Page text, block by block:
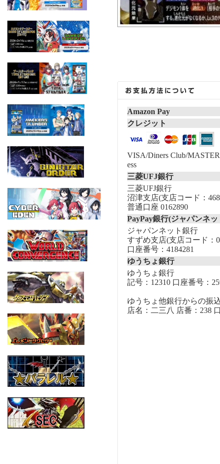
Amazon Pay
クレジット
VISA/Diners Club/
ess
三菱UFJ銀行
三菱UFJ銀行
沼津支店(支店コード：
普通口座 0162890
PayPay銀行(ジャパンネ
ジャパンネット銀行
すずめ支店(支店コード：
口座番号：4184281
ゆうちょ銀行
ゆうちょ銀行
記号：12310 口座番号：
ゆうちょ他銀行からの振
店名：二三八 店番：238